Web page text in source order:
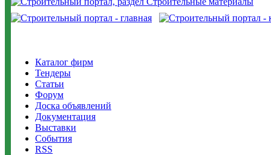
Каталог фирм
Тендеры
Статьи
Форум
Доска объявлений
Документация
Выставки
События
RSS